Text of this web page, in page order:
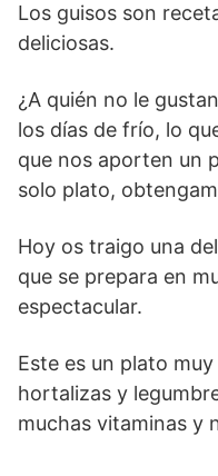
Los guisos son
deliciosas.
¿A quién no le
los días de frío, lo
que nos aporten un
solo plato,
Hoy os traigo una
que se prepara en
espectacular.
Este es un plato
hortalizas y
muchas vitaminas y